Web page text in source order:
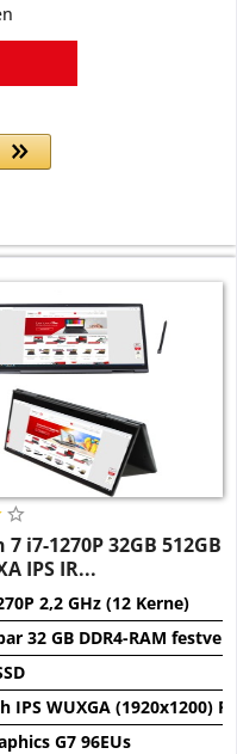
i7-1270P 32GB 512GB
IPS IR...
2,2 GHz (12 Kerne)
32 GB DDR4-RAM
IPS WUXGA (1920x1200)
G7 96EUs